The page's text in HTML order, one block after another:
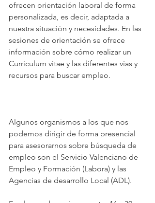
ofrecen orientación laboral de forma
personalizada, es decir, adaptada a
nuestra situación y necesidades. En las
sesiones de orientación se ofrece
información sobre cómo realizar un
Currículum vitae y las diferentes vías y
recursos para buscar empleo.
Algunos organismos a los que nos
podemos dirigir de forma presencial
para asesorarnos sobre búsqueda de
empleo son el Servicio Valenciano de
Empleo y Formación (Labora) y las
Agencias de desarrollo Local (ADL).